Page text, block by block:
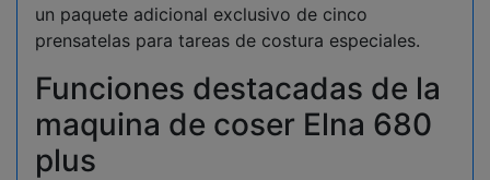
un paquete adicional exclusivo de cinco
prensatelas para tareas de costura especiales.
Funciones destacadas de la
maquina de coser Elna 680
plus